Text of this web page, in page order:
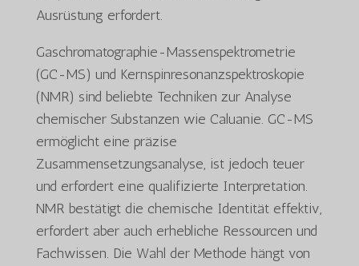
Ausrüstung erfordert.
Gaschromatographie-Massenspektrometrie
(GC-MS) und Kernspinresonanzspektroskopie
(NMR) sind beliebte Techniken zur Analyse
chemischer Substanzen wie Caluanie. GC-MS
ermöglicht eine präzise
Zusammensetzungsanalyse, ist jedoch teuer
und erfordert eine qualifizierte Interpretation.
NMR bestätigt die chemische Identität effektiv,
erfordert aber auch erhebliche Ressourcen und
Fachwissen. Die Wahl der Methode hängt von